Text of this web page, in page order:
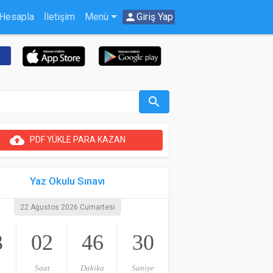
İletişim Menü personGiriş Yap
search
cloud_uploadPDF YÜKLE PARA KAZAN
Yaz Okulu Sınavı
22 Ağustos 2026 Cumartesi
02
Saat
46
Dakika
30
Saniye